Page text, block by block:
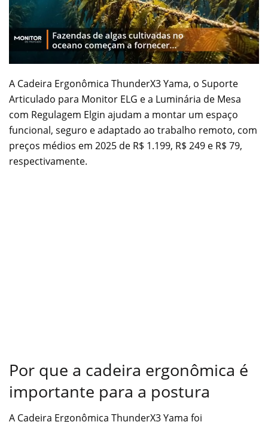
A Cadeira Ergonômica ThunderX3 Yama, o Suporte
Articulado para Monitor ELG e a Luminária de Mesa
com Regulagem Elgin ajudam a montar um espaço
funcional, seguro e adaptado ao trabalho remoto, com
preços médios em 2025 de R$ 1.199, R$ 249 e R$ 79,
respectivamente.
Por que a cadeira ergonômica é
importante para a postura
A Cadeira Ergonômica ThunderX3 Yama foi